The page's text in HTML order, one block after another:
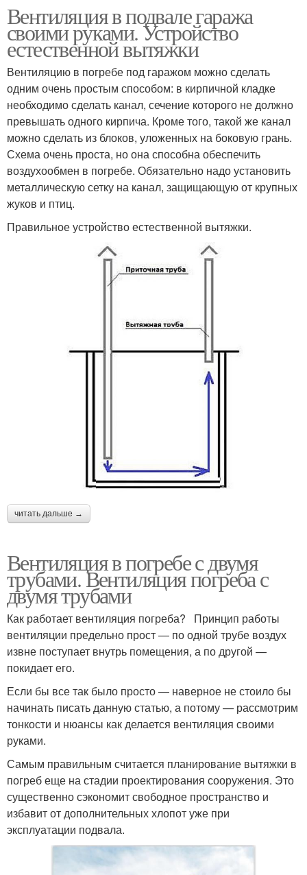
Вентиляция в подвале гаража
своими руками. Устройство
естественной вытяжки
Вентиляцию в погребе под гаражом можно сделать
одним очень простым способом: в кирпичной кладке
необходимо сделать канал, сечение которого не должно
превышать одного кирпича. Кроме того, такой же канал
можно сделать из блоков, уложенных на боковую грань.
Схема очень проста, но она способна обеспечить
воздухообмен в погребе. Обязательно надо установить
металлическую сетку на канал, защищающую от крупных
жуков и птиц.
Правильное устройство естественной вытяжки.
читать дальше →
Вентиляция в погребе с двумя
трубами. Вентиляция погреба с
двумя трубами
Как работает вентиляция погреба? Принцип работы
вентиляции предельно прост — по одной трубе воздух
извне поступает внутрь помещения, а по другой —
покидает его.
Если бы все так было просто — наверное не стоило бы
начинать писать данную статью, а потому — рассмотрим
тонкости и нюансы как делается вентиляция своими
руками.
Самым правильным считается планирование вытяжки в
погреб еще на стадии проектирования сооружения. Это
существенно сэкономит свободное пространство и
избавит от дополнительных хлопот уже при
эксплуатации подвала.